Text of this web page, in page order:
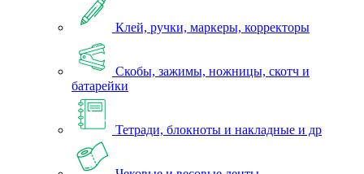
Клей, ручки, маркеры, корректоры
Скобы, зажимы, ножницы, скотч и
батарейки
Тетради, блокноты и накладные и др